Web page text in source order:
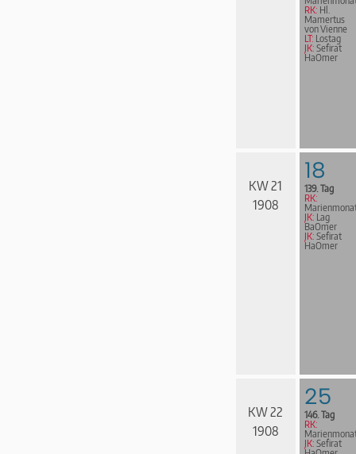
RK: Hl.
Mamertus
von Vienne
LT: Lostag
JK: Sefirat
HaOmer
KW 21
1908
18
139. Tag
RK:
JK: Lag
BaOmer
JK: Sefirat
HaOmer
KW 22
1908
25
146. Tag
RK:
JK: Sefirat